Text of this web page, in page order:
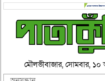
মৌলভীবাজার, সোমবার,